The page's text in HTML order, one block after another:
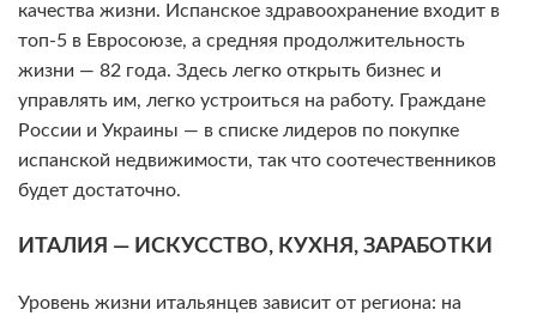
качества жизни. Испанское здравоохранение входит в
топ-5 в Евросоюзе, а средняя продолжительность
жизни — 82 года. Здесь легко открыть бизнес и
управлять им, легко устроиться на работу. Граждане
России и Украины — в списке лидеров по покупке
испанской недвижимости, так что соотечественников
будет достаточно.
ИТАЛИЯ — ИСКУССТВО, КУХНЯ, ЗАРАБОТКИ
Уровень жизни итальянцев зависит от региона: на